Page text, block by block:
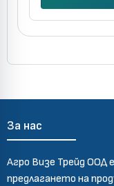
За нас
Агро Визе Трейд ООД
предлагането на